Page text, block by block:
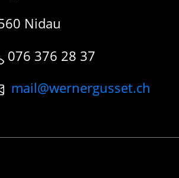
Nidau
076 376 28 37
mail@wernergusset.ch